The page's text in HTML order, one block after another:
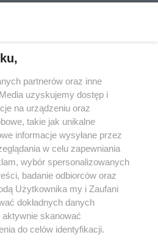
nie może być powielany i
w jakikolwiek sposób (w
partnerów oraz inne
uzyskujemy dostęp i
na urządzeniu oraz
takie jak unikalne
informacje wysyłane przez
w celu zapewniania
wybór spersonalizowanych
badanie odbiorców oraz
Użytkownika my i Zaufani
dokładnych danych
skanować
do celów identyfikacji.